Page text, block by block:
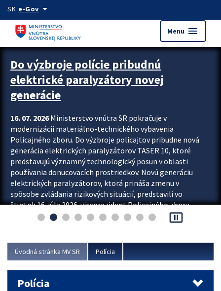
Preskocit na hlavný obsah
SK e-Govarrow_drop_down
Menu menu
Zastavit automatický posun upútavok
Do výzbroje polície pribudnú
elektrické paralyzátory novej
generácie
16. 07. 2026Ministerstvo vnútra SR pokračuje v
modernizácii materiálno-technického vybavenia
Policajného zboru. Do výzbroje policajtov pribudne nová
generácia elektrických paralyzátorov TASER 10, ktoré
predstavujú významný technologický posun v oblasti
používania donucovacích prostriedkov. Novú generáciu
elektrických paralyzátorov, ktorá prináša zmenu v
spôsobe zvládania rizikových situácií, predstavili vo
štvrtok 16. júla 2026 viceprezident Policajného zboru
Rastislav Polakovič a riaditeľ odboru výcviku...
pause_presentation
Úvodná stránka MV SR Polícia
Polícia